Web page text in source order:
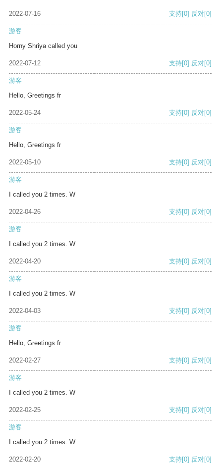
2022-07-16 支持[0] 反对[0]
游客
Horny Shriya called you
2022-07-12 支持[0] 反对[0]
游客
Hello, Greetings fr
2022-05-24 支持[0] 反对[0]
游客
Hello, Greetings fr
2022-05-10 支持[0] 反对[0]
游客
I called you 2 times. W
2022-04-26 支持[0] 反对[0]
游客
I called you 2 times. W
2022-04-20 支持[0] 反对[0]
游客
I called you 2 times. W
2022-04-03 支持[0] 反对[0]
游客
Hello, Greetings fr
2022-02-27 支持[0] 反对[0]
游客
I called you 2 times. W
2022-02-25 支持[0] 反对[0]
游客
I called you 2 times. W
2022-02-20 支持[0] 反对[0]